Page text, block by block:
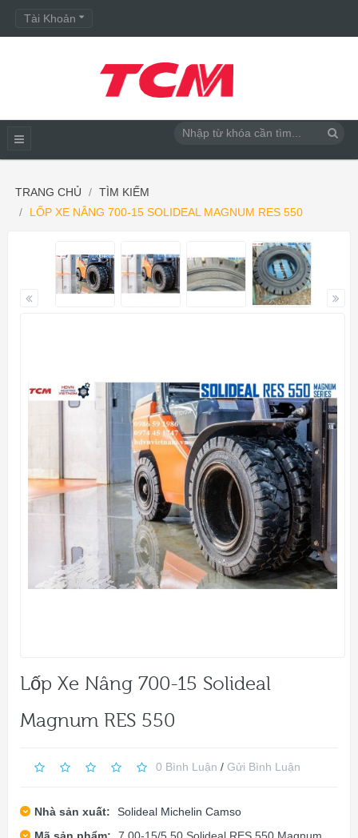
Tài Khoản
TRANG CHỦ
TÌM KIẾM
LỐP XE NÂNG 700-15 SOLIDEAL MAGNUM RES 550
Lốp Xe Nâng 700-15 Solideal
Magnum RES 550
0 Bình Luận / Gửi Bình Luận
Nhà sản xuất:
Solideal Michelin Camso
Mã sản phẩm:
7.00-15/5.50 Solideal RES 550 Magnum